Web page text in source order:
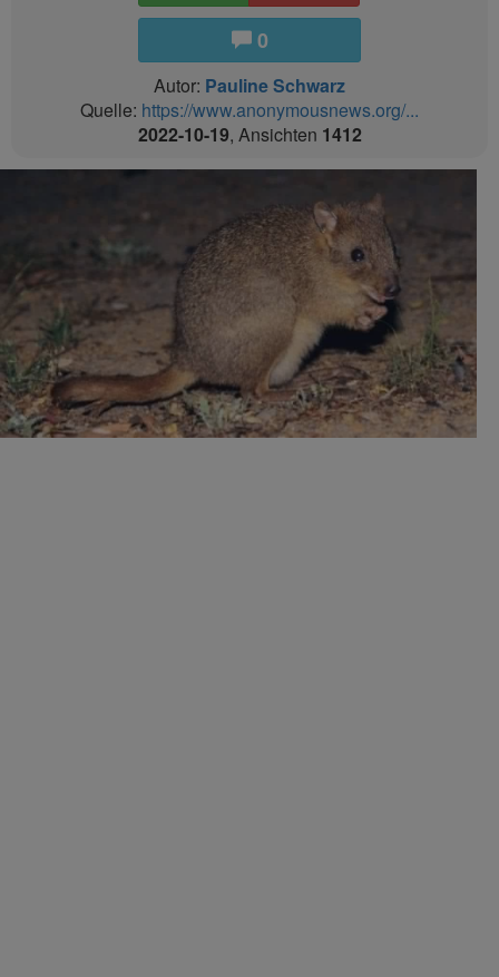
0
Autor: Pauline Schwarz
Quelle: https://www.anonymousnews.org/...
2022-10-19, Ansichten 1412